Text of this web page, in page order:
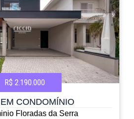
R$ 2.190.000
CONDOMÍNIO
Floradas da Serra